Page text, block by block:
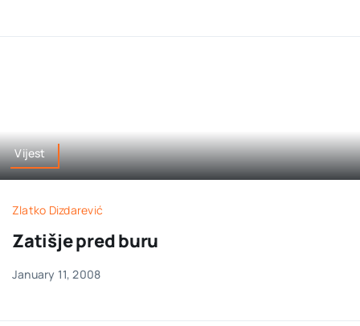
Vijest
Zlatko Dizdarević
Zatišje pred buru
January 11, 2008